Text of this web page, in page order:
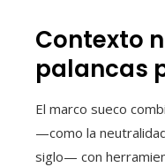
Contexto
palancas
El marco sueco
—como la
siglo— con